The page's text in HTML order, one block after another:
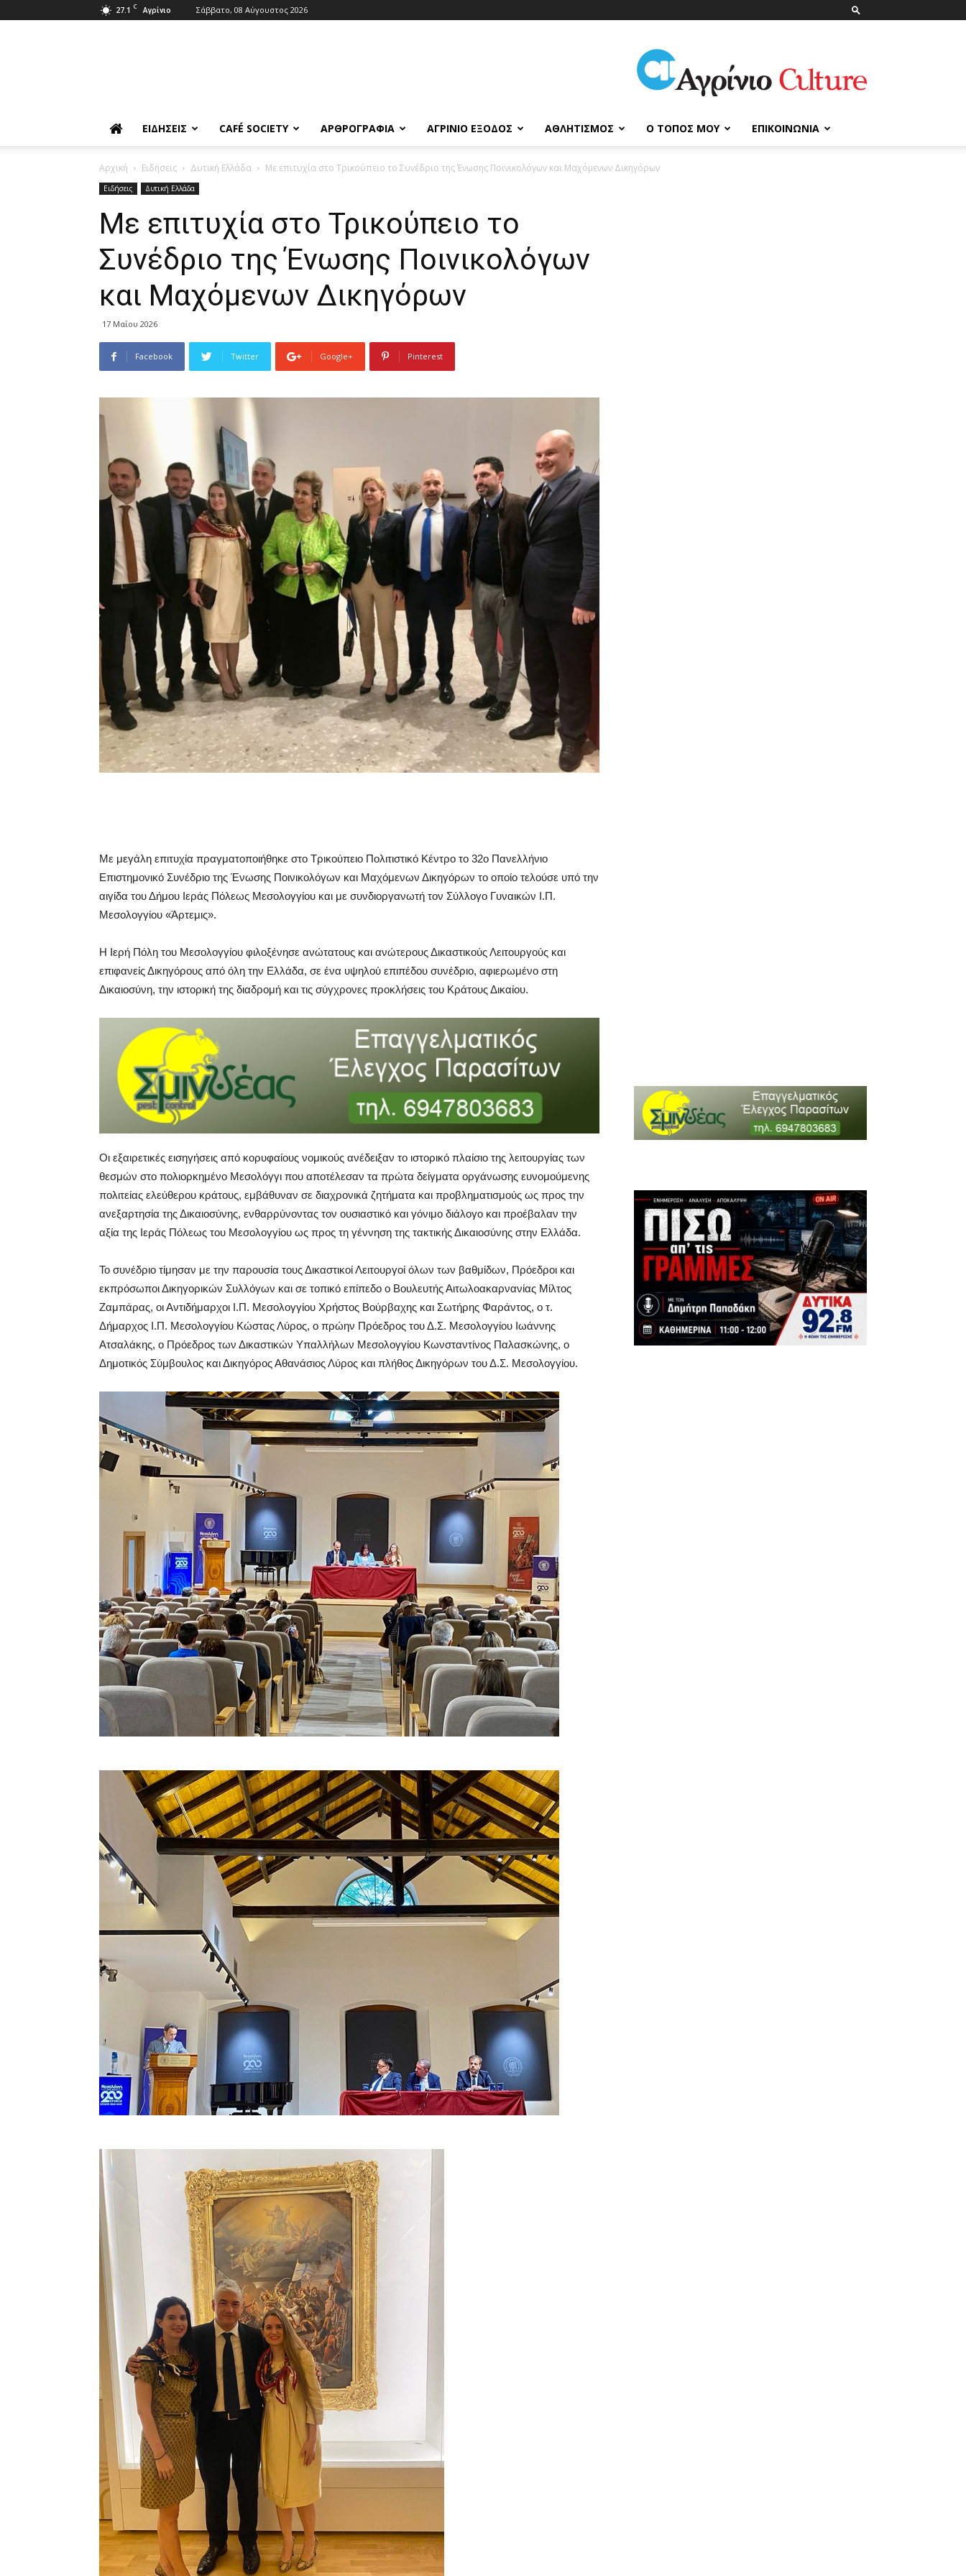
27.1 C Αγρίνιο Σάββατο, 08 Αύγουστος 2026
ΑγρίνιοCulture
ΕΙΔΉΣΕΙΣ CAFÉ SOCIETY ΑΡΘΡΟΓΡΑΦΊΑ ΑΓΡΊΝΙΟ ΈΞΟΔΟΣ ΑΘΛΗΤΙΣΜΌΣ Ο ΤΌΠΟΣ ΜΟΥ ΕΠΙΚΟΙΝΩΝΊΑ
Αρχική Ειδήσεις Δυτική Ελλάδα Με επιτυχία στο Τρικούπειο το Συνέδριο της Ένωσης Ποινικολόγων και Μαχόμενων Δικηγόρων
Ειδήσεις Δυτική Ελλάδα
Με επιτυχία στο Τρικούπειο το
Συνέδριο της Ένωσης Ποινικολόγων
και Μαχόμενων Δικηγόρων
17 Μαΐου 2026
Facebook Twitter Google+ Pinterest
Με μεγάλη επιτυχία πραγματοποιήθηκε στο Τρικούπειο Πολιτιστικό Κέντρο το 32ο Πανελλήνιο
Επιστημονικό Συνέδριο της Ένωσης Ποινικολόγων και Μαχόμενων Δικηγόρων το οποίο τελούσε υπό την
αιγίδα του Δήμου Ιεράς Πόλεως Μεσολογγίου και με συνδιοργανωτή τον Σύλλογο Γυναικών Ι.Π.
Μεσολογγίου «Άρτεμις».
Η Ιερή Πόλη του Μεσολογγίου φιλοξένησε ανώτατους και ανώτερους Δικαστικούς Λειτουργούς και
επιφανείς Δικηγόρους από όλη την Ελλάδα, σε ένα υψηλού επιπέδου συνέδριο, αφιερωμένο στη
Δικαιοσύνη, την ιστορική της διαδρομή και τις σύγχρονες προκλήσεις του Κράτους Δικαίου.
Οι εξαιρετικές εισηγήσεις από κορυφαίους νομικούς ανέδειξαν το ιστορικό πλαίσιο της λειτουργίας των
θεσμών στο πολιορκημένο Μεσολόγγι που αποτέλεσαν τα πρώτα δείγματα οργάνωσης ευνομούμενης
πολιτείας ελεύθερου κράτους, εμβάθυναν σε διαχρονικά ζητήματα και προβληματισμούς ως προς την
ανεξαρτησία της Δικαιοσύνης, ενθαρρύνοντας τον ουσιαστικό και γόνιμο διάλογο και προέβαλαν την
αξία της Ιεράς Πόλεως του Μεσολογγίου ως προς τη γέννηση της τακτικής Δικαιοσύνης στην Ελλάδα.
To συνέδριο τίμησαν με την παρουσία τους Δικαστικοί Λειτουργοί όλων των βαθμίδων, Πρόεδροι και
εκπρόσωποι Δικηγορικών Συλλόγων και σε τοπικό επίπεδο ο Βουλευτής Αιτωλοακαρνανίας Μίλτος
Ζαμπάρας, οι Αντιδήμαρχοι I.Π. Μεσολογγίου Χρήστος Βούρβαχης και Σωτήρης Φαράντος, ο τ.
Δήμαρχος Ι.Π. Μεσολογγίου Κώστας Λύρος, ο πρώην Πρόεδρος του Δ.Σ. Μεσολογγίου Ιωάννης
Ατσαλάκης, ο Πρόεδρος των Δικαστικών Υπαλλήλων Μεσολογγίου Κωνσταντίνος Παλασκώνης, ο
Δημοτικός Σύμβουλος και Δικηγόρος Αθανάσιος Λύρος και πλήθος Δικηγόρων του Δ.Σ. Μεσολογγίου.